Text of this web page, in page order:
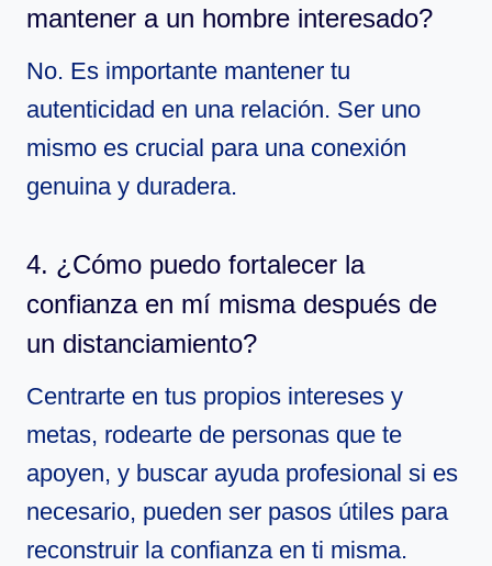
mantener a un hombre interesado?
No. Es importante mantener tu
autenticidad en una relación. Ser uno
mismo es crucial para una conexión
genuina y duradera.
4. ¿Cómo puedo fortalecer la
confianza en mí misma después de
un distanciamiento?
Centrarte en tus propios intereses y
metas, rodearte de personas que te
apoyen, y buscar ayuda profesional si es
necesario, pueden ser pasos útiles para
reconstruir la confianza en ti misma.